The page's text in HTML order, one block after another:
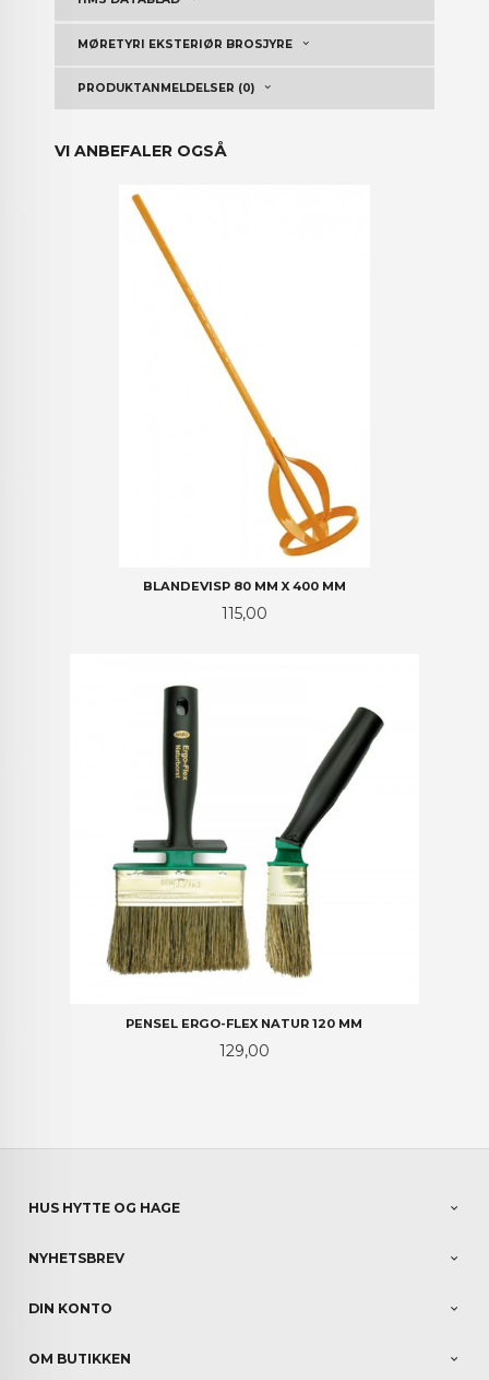
MØRETYRI EKSTERIØR BROSJYRE
PRODUKTANMELDELSER (0)
VI ANBEFALER OGSÅ
BLANDEVISP 80 MM X 400 MM
Pris
115,00
PENSEL ERGO-FLEX NATUR 120 MM
Pris
129,00
HUS HYTTE OG HAGE
NYHETSBREV
DIN KONTO
OM BUTIKKEN